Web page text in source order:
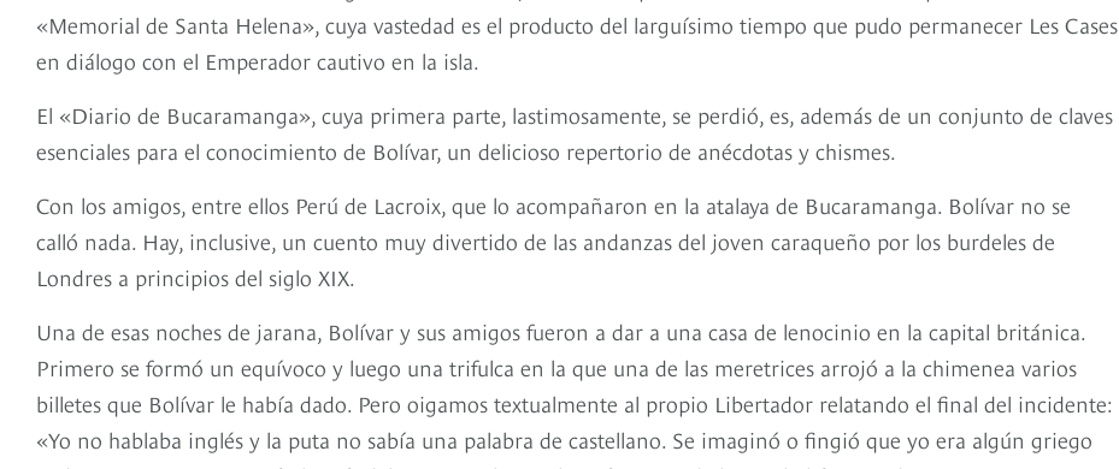
«Memorial de Santa Helena», cuya vastedad es el producto del larguísimo tiempo que pudo permanecer Les Cases
en diálogo con el Emperador cautivo en la isla.
El «Diario de Bucaramanga», cuya primera parte, lastimosamente, se perdió, es, además de un conjunto de claves
esenciales para el conocimiento de Bolívar, un delicioso repertorio de anécdotas y chismes.
Con los amigos, entre ellos Perú de Lacroix, que lo acompañaron en la atalaya de Bucaramanga. Bolívar no se
calló nada. Hay, inclusive, un cuento muy divertido de las andanzas del joven caraqueño por los burdeles de
Londres a principios del siglo XIX.
Una de esas noches de jarana, Bolívar y sus amigos fueron a dar a una casa de lenocinio en la capital británica.
Primero se formó un equívoco y luego una trifulca en la que una de las meretrices arrojó a la chimenea varios
billetes que Bolívar le había dado. Pero oigamos textualmente al propio Libertador relatando el final del incidente:
«Yo no hablaba inglés y la puta no sabía una palabra de castellano. Se imaginó o fingió que yo era algún griego